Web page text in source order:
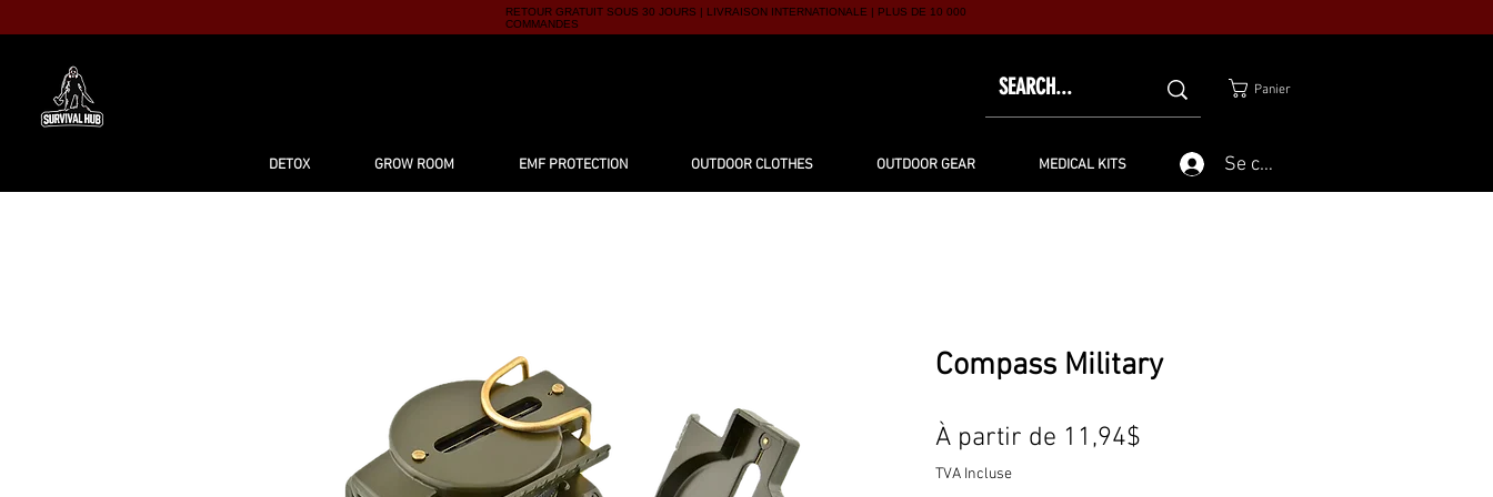
RETOUR GRATUIT SOUS 30 JOURS | LIVRAISON INTERNATIONALE | PLUS DE 10 000
COMMANDES
Panier
DETOX GROW ROOM EMF PROTECTION OUTDOOR CLOTHES OUTDOOR GEAR MEDICAL KITS Se connecter
Compass Military
À partir de 11,94$
TVA Incluse